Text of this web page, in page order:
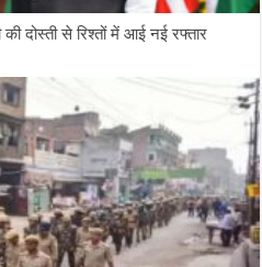
दोस्ती से रिश्तों में आई नई रफ्तार